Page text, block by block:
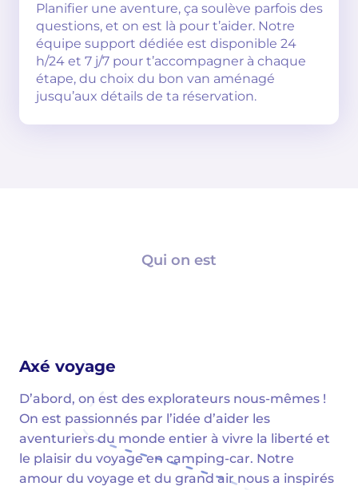
Planifier une aventure, ça soulève parfois des
questions, et on est là pour t’aider. Notre
équipe support dédiée est disponible 24
h/24 et 7 j/7 pour t’accompagner à chaque
étape, du choix du bon van aménagé
jusqu’aux détails de ta réservation.
Qui on est
Axé voyage
D’abord, on est des explorateurs nous-mêmes !
On est passionnés par l’idée d’aider les
aventuriers du monde entier à vivre la liberté et
le plaisir du voyage en camping-car. Notre
amour du voyage et du grand air nous a inspirés